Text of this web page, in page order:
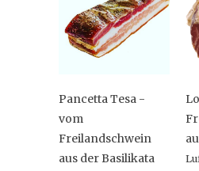
Pancetta Tesa -
vom
Freilandschwein
aus der Basilikata